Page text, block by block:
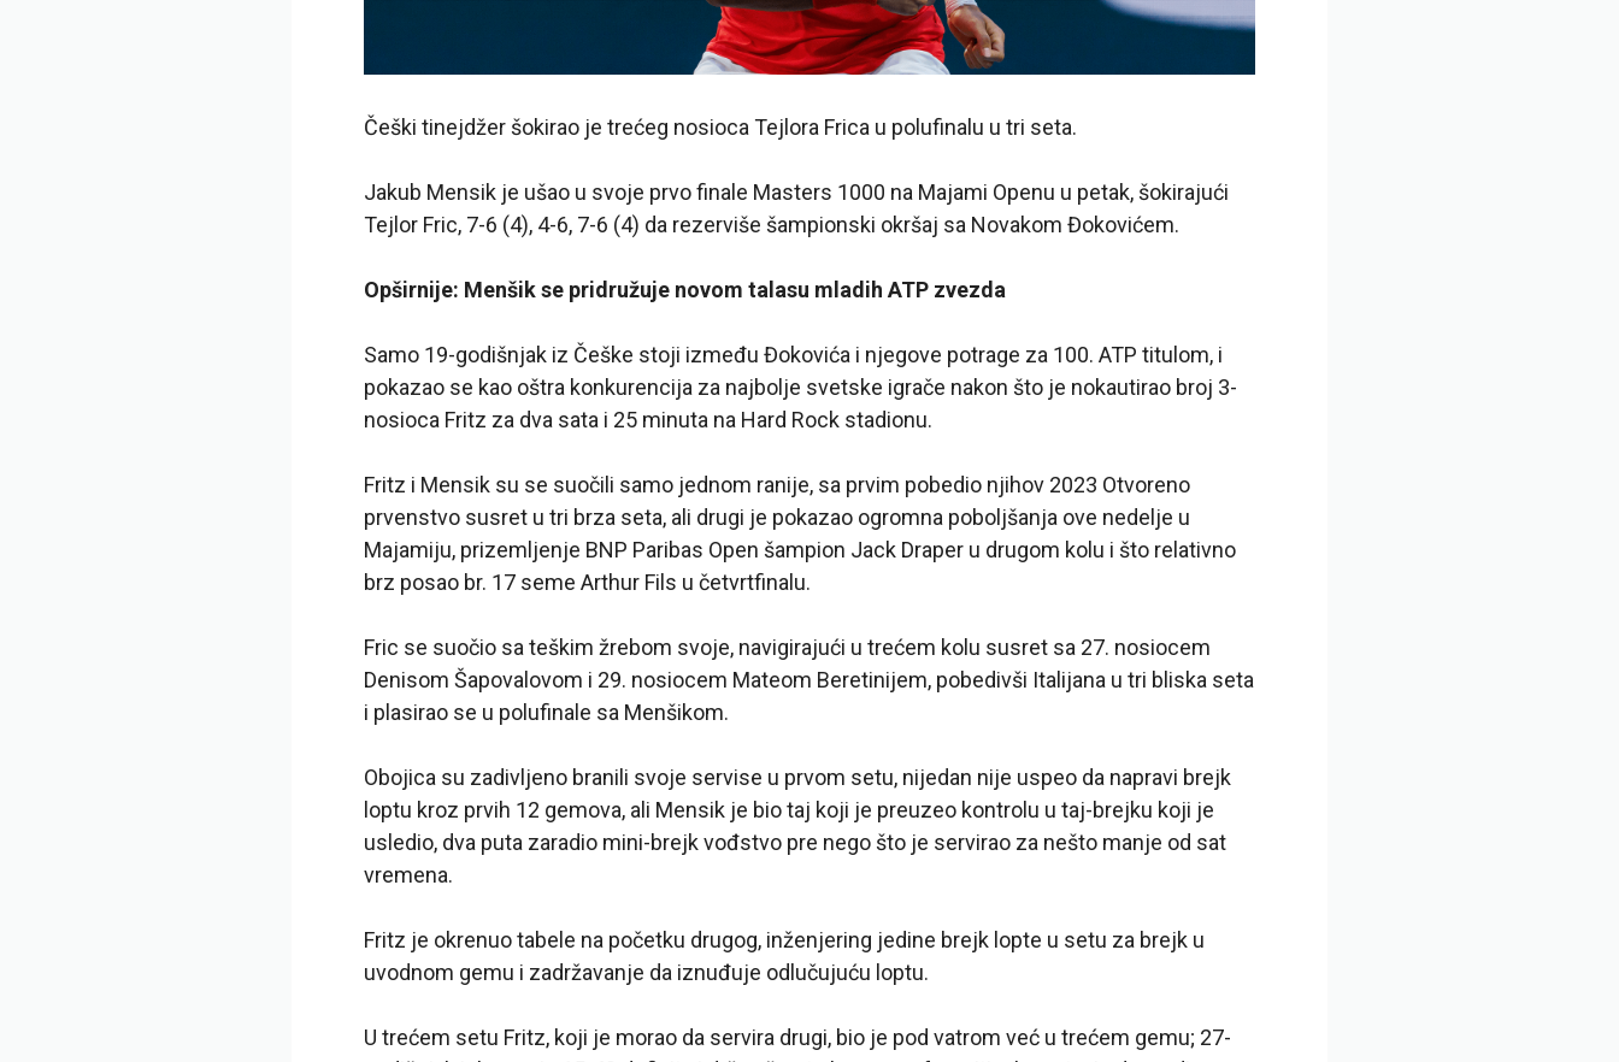
Češki tinejdžer šokirao je trećeg nosioca Tejlora Frica u polufinalu u tri seta.
Jakub Mensik je ušao u svoje prvo finale Masters 1000 na Majami Openu u petak, šokirajući
Tejlor Fric, 7-6 (4), 4-6, 7-6 (4) da rezerviše šampionski okršaj sa Novakom Đokovićem.
Opširnije: Menšik se pridružuje novom talasu mladih ATP zvezda
Samo 19-godišnjak iz Češke stoji između Đokovića i njegove potrage za 100. ATP titulom, i
pokazao se kao oštra konkurencija za najbolje svetske igrače nakon što je nokautirao broj 3-
nosioca Fritz za dva sata i 25 minuta na Hard Rock stadionu.
Fritz i Mensik su se suočili samo jednom ranije, sa prvim pobedio njihov 2023 Otvoreno
prvenstvo susret u tri brza seta, ali drugi je pokazao ogromna poboljšanja ove nedelje u
Majamiju, prizemljenje BNP Paribas Open šampion Jack Draper u drugom kolu i što relativno
brz posao br. 17 seme Arthur Fils u četvrtfinalu.
Fric se suočio sa teškim žrebom svoje, navigirajući u trećem kolu susret sa 27. nosiocem
Denisom Šapovalovom i 29. nosiocem Mateom Beretinijem, pobedivši Italijana u tri bliska seta
i plasirao se u polufinale sa Menšikom.
Obojica su zadivljeno branili svoje servise u prvom setu, nijedan nije uspeo da napravi brejk
loptu kroz prvih 12 gemova, ali Mensik je bio taj koji je preuzeo kontrolu u taj-brejku koji je
usledio, dva puta zaradio mini-brejk vođstvo pre nego što je servirao za nešto manje od sat
vremena.
Fritz je okrenuo tabele na početku drugog, inženjering jedine brejk lopte u setu za brejk u
uvodnom gemu i zadržavanje da iznuđuje odlučujuću loptu.
U trećem setu Fritz, koji je morao da servira drugi, bio je pod vatrom već u trećem gemu; 27-